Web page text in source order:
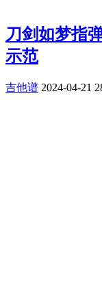
刀剑如梦指
示范
吉他谱 2024-04-21